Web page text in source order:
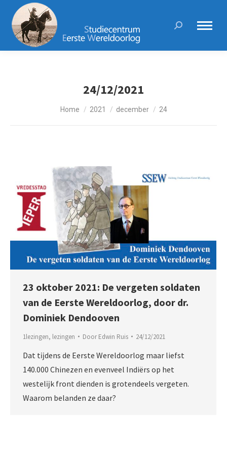
Search:
24/12/2021
Je bent hier:
Home 2021 december 24
23 oktober 2021: De vergeten soldaten
van de Eerste Wereldoorlog, door dr.
Dominiek Dendooven
1lezingen, lezingen DoorEdwin Ruis 24/12/2021
Dat tĳdens de Eerste Wereldoorlog maar liefst
140.000 Chinezen en evenveel Indiërs op het
westelĳk front dienden is grotendeels vergeten.
Waarom belanden ze daar?